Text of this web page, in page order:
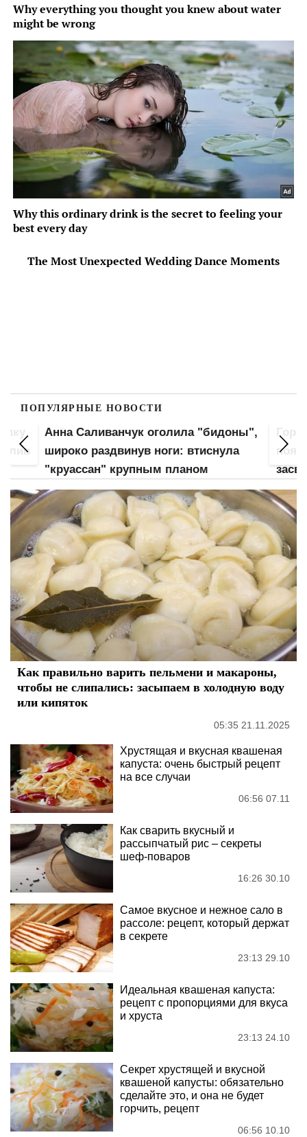
ПОПУЛЯРНЫЕ НОВОСТИ
Анна Саливанчук оголила "бидоны",
широко раздвинув ноги: втиснула
"круассан" крупным планом
Как правильно варить пельмени и макароны,
чтобы не слипались: засыпаем в холодную воду
или кипяток
05:35 21.11.2025
Хрустящая и вкусная квашеная
капуста: очень быстрый рецепт
на все случаи
06:56 07.11
Как сварить вкусный и
рассыпчатый рис – секреты
шеф-поваров
16:26 30.10
Самое вкусное и нежное сало в
рассоле: рецепт, который держат
в секрете
23:13 29.10
Идеальная квашеная капуста:
рецепт с пропорциями для вкуса
и хруста
23:13 24.10
Секрет хрустящей и вкусной
квашеной капусты: обязательно
сделайте это, и она не будет
горчить, рецепт
06:56 10.10